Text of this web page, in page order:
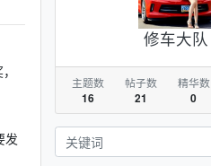
发
修车大队
主题数
16
帖子数
21
精华数
0